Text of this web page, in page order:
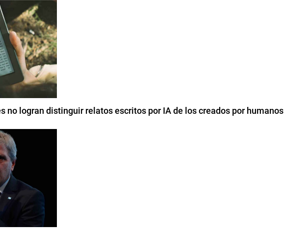
no logran distinguir relatos escritos por IA de los creados por humanos